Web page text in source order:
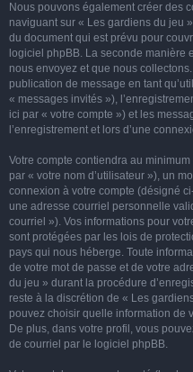
Nous pouvons également créer des
naviguant sur « Les gardiens du jeu
du document qui est prévu pour
logiciel phpBB. La seconde manière
nous envoyez et que nous
publication de message en tant
« messages invités »),
ici par « votre compte ») et les
l’enregistrement et lors d’une
Votre compte contiendra au
par « votre nom d’utilisateur »), un
connexion à votre compte (désigné
une adresse courriel personnelle
courriel »). Vos informations pour
sont protégées par les lois de
pays qui nous héberge. Toute
de votre mot de passe et de votre
du jeu » durant la procédure
reste à la discrétion de « Les
pouvez choisir quelle information de
De plus, dans votre profil, vous
de courriel par le logiciel phpBB.